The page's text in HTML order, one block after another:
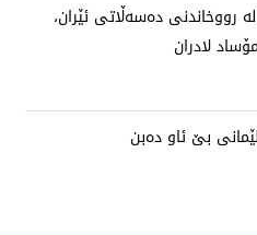
دەسەڵاتی ئێران،
لادران
بێ ئاو دەبن